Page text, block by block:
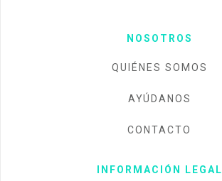
NOSOTROS
QUIÉNES SOMOS
AYÚDANOS
CONTACTO
INFORMACIÓN LEGAL